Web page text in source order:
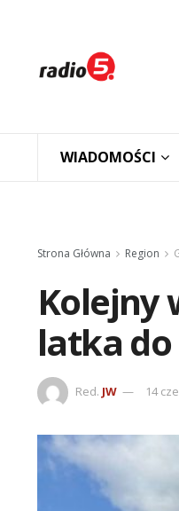
WIADOMOŚCI
Strona Główna Region
Kolejny
latka do
Red. JW 14